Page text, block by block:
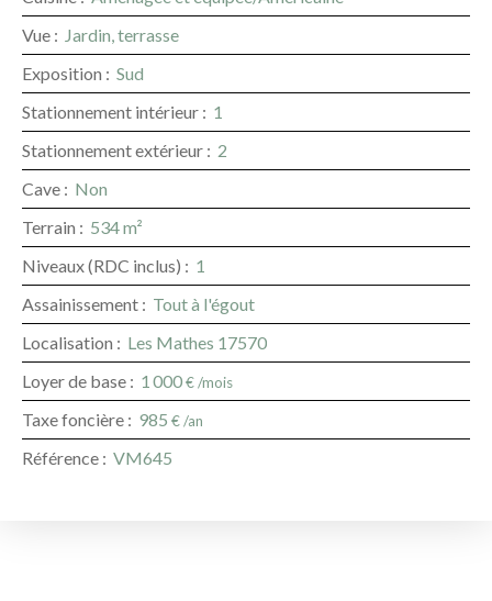
Vue : Jardin, terrasse
Exposition : Sud
Stationnement intérieur : 1
Stationnement extérieur : 2
Cave : Non
Terrain : 534m²
Niveaux (RDC inclus) : 1
Assainissement : Tout à l'égout
Localisation : Les Mathes 17570
Loyer de base : 1 000€ /mois
Taxe foncière : 985 € /an
Référence : VM645